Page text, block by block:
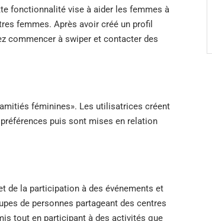
fonctionnalité vise à aider les femmes à
femmes. Après avoir créé un profil
commencer à swiper et contacter des
féminines». Les utilisatrices créent
puis sont mises en relation
de la participation à des événements et
de personnes partageant des centres
tout en participant à des activités que